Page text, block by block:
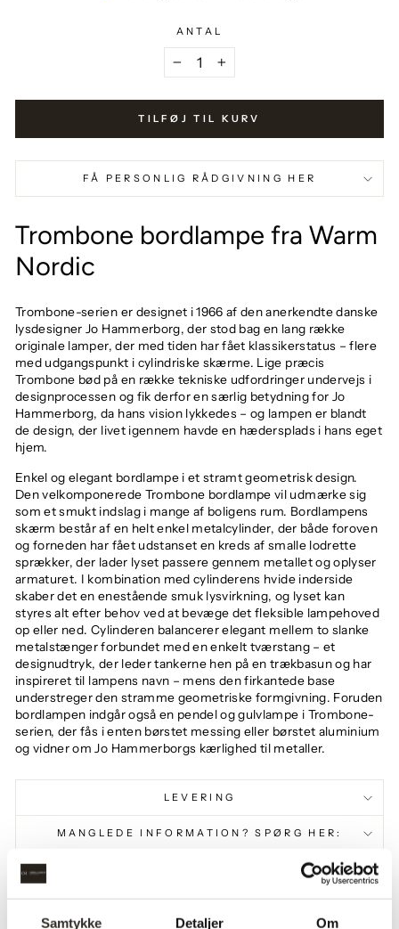
Samtykke Detaljer Om
ANTAL
+
TILFØJ TIL KURV
FÅ PERSONLIG RÅDGIVNING HER
Trombone bordlampe fra Warm
Nordic
Trombone-serien er designet i 1966 af den anerkendte danske
lysdesigner Jo Hammerborg, der stod bag en lang række
originale lamper, der med tiden har fået klassikerstatus – flere
med udgangspunkt i cylindriske skærme. Lige præcis
Trombone bød på en række tekniske udfordringer undervejs i
designprocessen og fik derfor en særlig betydning for Jo
Hammerborg, da hans vision lykkedes – og lampen er blandt
de design, der livet igennem havde en hædersplads i hans eget
hjem.
Enkel og elegant bordlampe i et stramt geometrisk design.
Den velkomponerede Trombone bordlampe vil udmærke sig
som et smukt indslag i mange af boligens rum. Bordlampens
skærm består af en helt enkel metalcylinder, der både foroven
og forneden har fået udstanset en kreds af smalle lodrette
sprækker, der lader lyset passere gennem metallet og oplyser
armaturet. I kombination med cylinderens hvide inderside
skaber det en enestående smuk lysvirkning, og lyset kan
styres alt efter behov ved at bevæge det fleksible lampehoved
op eller ned. Cylinderen balancerer elegant mellem to slanke
metalstænger forbundet med en enkelt tværstang – et
designudtryk, der leder tankerne hen på en trækbasun og har
inspireret til lampens navn – mens den firkantede base
understreger den stramme geometriske formgivning. Foruden
bordlampen indgår også en pendel og gulvlampe i Trombone-
serien, der fås i enten børstet messing eller børstet aluminium
og vidner om Jo Hammerborgs kærlighed til metaller.
LEVERING
MANGLEDE INFORMATION? SPØRG HER: